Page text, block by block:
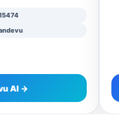
Al →